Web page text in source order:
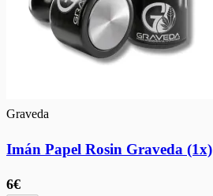
Graveda
Imán Papel Rosin Graveda (1x)
6€